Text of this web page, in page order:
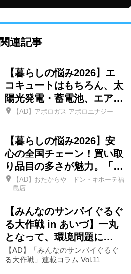
関連記事
【暮らしの悩み2026】エ
コキュートはもちろん、太
陽光発電・蓄電池、エア…
【AD】アポロガス アポロエナジー
【暮らしの悩み2026】安
心の全国チェーン！買い取
り品目の多さが魅力。「…
【AD】おたからや ドン・キホーテ福
島店
【みんなのサンパイぐるぐ
る大作戦 in あいづ】一丸
となって、環境問題に…
【AD】「みんなのサンパイぐるぐ
る大作戦」連載コラム Vol.11